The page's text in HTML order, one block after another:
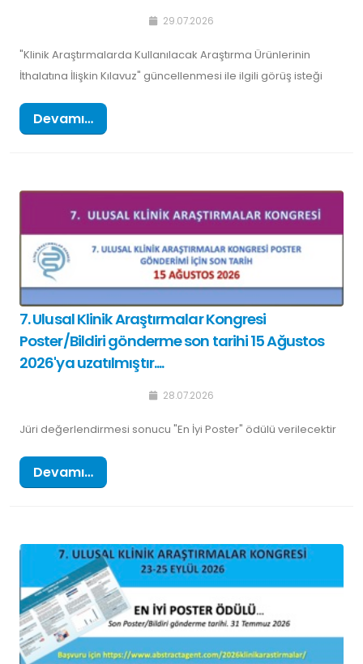
29.07.2026
"Klinik Araştırmalarda Kullanılacak Araştırma Ürünlerinin
İthalatına İlişkin Kılavuz" güncellenmesi ile ilgili görüş isteği
Devamı…
7. Ulusal Klinik Araştırmalar Kongresi
Poster/Bildiri gönderme son tarihi 15 Ağustos
2026'ya uzatılmıştır....
28.07.2026
Jüri değerlendirmesi sonucu "En İyi Poster" ödülü verilecektir
Devamı…